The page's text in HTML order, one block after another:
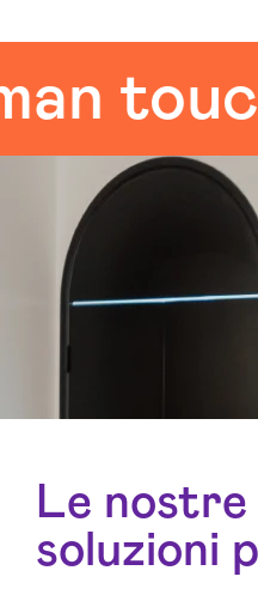
touch
Le nostre
soluzioni